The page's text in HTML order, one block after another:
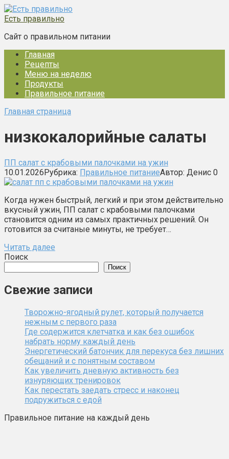
Перейти
к
Есть правильно
Сайт о правильном питании
Главная
Рецепты
Меню на неделю
Продукты
Правильное питание
Главная страница
низкокалорийные салаты
ПП салат с крабовыми палочками на ужин
10.01.2026Рубрика: Правильное питаниеАвтор: Денис 0
Когда нужен быстрый, легкий и при этом действительно
вкусный ужин, ПП салат с крабовыми палочками
становится одним из самых практичных решений. Он
готовится за считаные минуты, не требует…
Читать далее
Поиск
Поиск
Свежие записи
Творожно-ягодный рулет, который получается
нежным с первого раза
Где содержится клетчатка и как без ошибок
набрать норму каждый день
Энергетический батончик для перекуса без лишних
обещаний и с понятным составом
Как увеличить дневную активность без
изнуряющих тренировок
Как перестать заедать стресс и наконец
подружиться с едой
Правильное питание на каждый день